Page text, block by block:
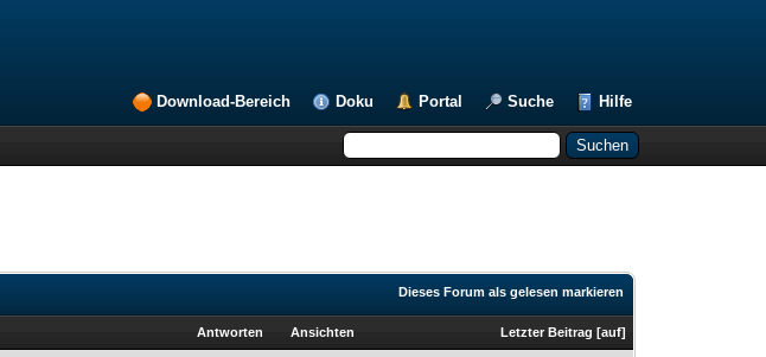
Download-Bereich Doku Portal Suche Hilfe
Dieses Forum als gelesen markieren
Antworten Ansichten Letzter Beitrag [auf]